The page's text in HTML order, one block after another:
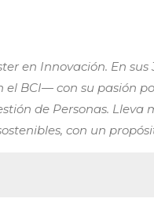
en Innovación. En
el BCI— con su pasión
de Personas. Lleva
con un